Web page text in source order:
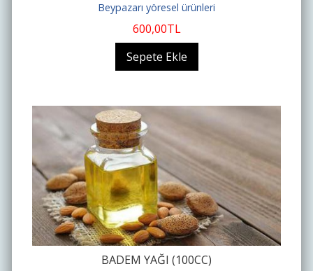
Beypazarı yöresel ürünleri
600,00TL
Sepete Ekle
BADEM YAĞI (100CC)